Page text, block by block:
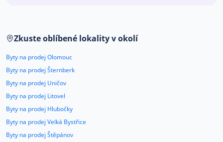
O nás
Kariéra
Kontakt
Zkuste oblíbené lokality v okolí
Byty na prodej Olomouc
Byty na prodej Šternberk
Byty na prodej Uničov
Byty na prodej Litovel
Byty na prodej Hlubočky
Byty na prodej Velká Bystřice
Byty na prodej Štěpánov